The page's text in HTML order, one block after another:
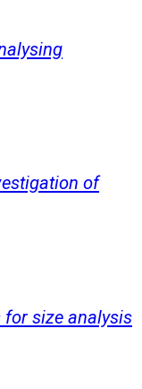
of
for size analysis